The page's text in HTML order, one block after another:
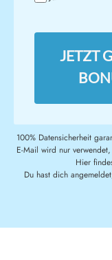
JETZT
100% Datensicherheit
E-Mail wird nur
Hier
Du hast dich